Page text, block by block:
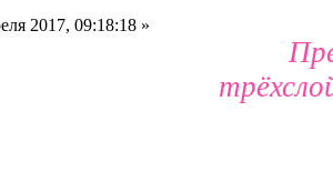
2017, 09:18:18 »